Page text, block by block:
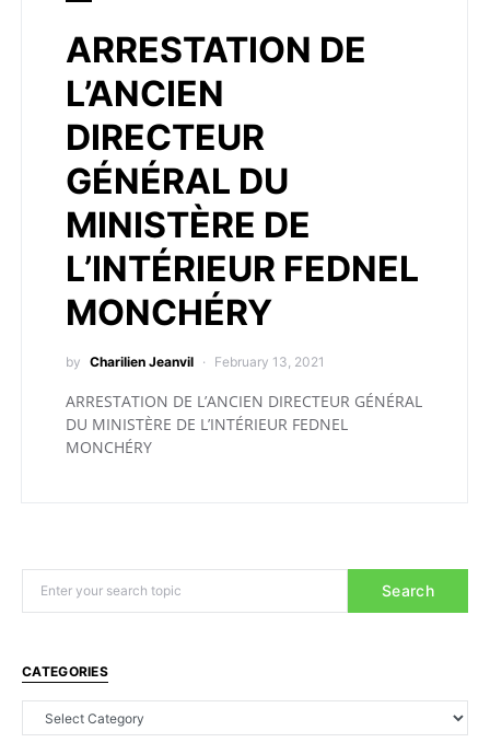
ARRESTATION DE
L’ANCIEN
DIRECTEUR
GÉNÉRAL DU
MINISTÈRE DE
L’INTÉRIEUR FEDNEL
MONCHÉRY
by Charilien Jeanvil February 13, 2021
ARRESTATION DE L’ANCIEN DIRECTEUR GÉNÉRAL
DU MINISTÈRE DE L’INTÉRIEUR FEDNEL
MONCHÉRY
Search
CATEGORIES